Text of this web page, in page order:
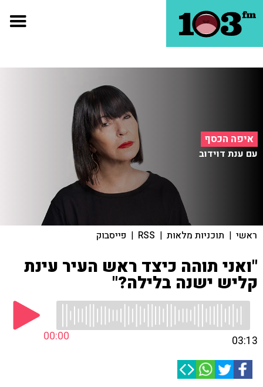
איפה הכסף
עם ענת דוידוב
ראשי | תוכניות מלאות |
RSS
| פייסבוק
"ואני תוהה כיצד ראש העיר עינת
קליש ישנה בלילה?"
00:00 03:13